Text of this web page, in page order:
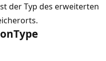
der Typ des erweiterten
Type